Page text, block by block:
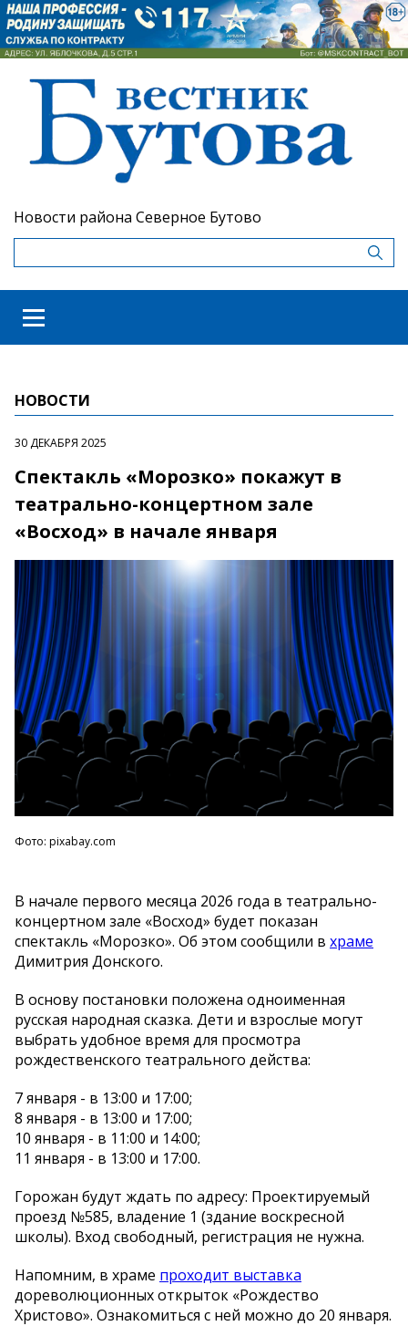
Новости района Северное Бутово
НОВОСТИ
30 ДЕКАБРЯ 2025
Спектакль «Морозко» покажут в
театрально-концертном зале
«Восход» в начале января
Фото: pixabay.com
В начале первого месяца 2026 года в театрально-
концертном зале «Восход» будет показан
спектакль «Морозко». Об этом сообщили в храме
Димитрия Донского.
В основу постановки положена одноименная
русская народная сказка. Дети и взрослые могут
выбрать удобное время для просмотра
рождественского театрального действа:
7 января - в 13:00 и 17:00;
8 января - в 13:00 и 17:00;
10 января - в 11:00 и 14:00;
11 января - в 13:00 и 17:00.
Горожан будут ждать по адресу: Проектируемый
проезд №585, владение 1 (здание воскресной
школы). Вход свободный, регистрация не нужна.
Напомним, в храме проходит выставка
дореволюционных открыток «Рождество
Христово». Ознакомиться с ней можно до 20 января.